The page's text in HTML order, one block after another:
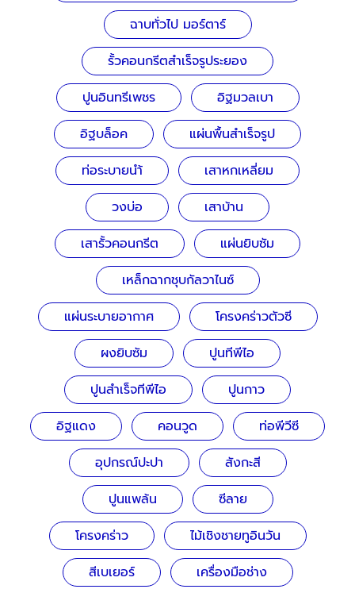
ฉาบทั่วไป มอร์ตาร์
รั้วคอนกรีตสำเร็จรูประยอง
ปูนอินทรีเพชร
อิฐมวลเบา
อิฐบล็อค
แผ่นพื้นสำเร็จรูป
ท่อระบายนำ้
เสาหกเหลี่ยม
วงบ่อ
เสาบ้าน
เสารั้วคอนกรีต
แผ่นยิบซัม
เหล็กฉากชุบกัลวาไนซ์
แผ่นระบายอากาศ
โครงคร่าวตัวซี
ผงยิบซัม
ปูนทีพีไอ
ปูนสำเร็จทีพีไอ
ปูนกาว
อิฐแดง
คอนวูด
ท่อพีวีซี
อุปกรณ์ปะปา
สังกะสี
ปูนแพล้น
ซีลาย
โครงคร่าว
ไม้เชิงชายทูอินวัน
สีเบเยอร์
เครื่องมือช่าง